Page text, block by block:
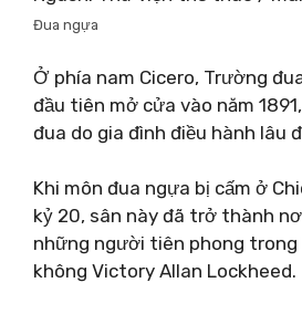
Đua ngựa
Ở phía nam Cicero, Trường
đầu tiên mở cửa vào năm
đua do gia đình điều hành lâu
Khi môn đua ngựa bị cấm ở
kỷ 20, sân này đã trở thành
những người tiên phong trong
không Victory Allan Lockheed.